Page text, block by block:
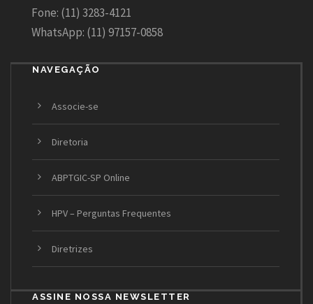
Fone: (11) 3283-4121
WhatsApp: (11) 97157-0858
NAVEGAÇÃO
Associe-se
Diretoria
ABPTGIC-SP Online
HPV – Perguntas Frequentes
Diretrizes
ASSINE NOSSA NEWSLETTER